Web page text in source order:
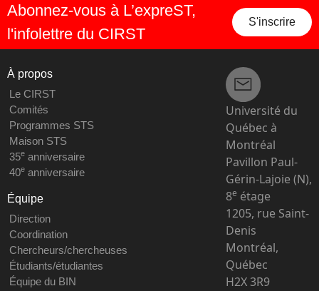
Abonnez-vous à L’expreST,
l'infolettre du CIRST
S'inscrire
À propos
Le CIRST
Comités
Programmes STS
Maison STS
35eanniversaire
40eanniversaire
Équipe
Direction
Coordination
Chercheurs/chercheuses
Étudiants/étudiantes
Équipe du BIN
Université du
Québec à
Montréal
Pavillon Paul-
Gérin-Lajoie (N),
8e étage
1205, rue Saint-
Denis
Montréal,
Québec
H2X 3R9